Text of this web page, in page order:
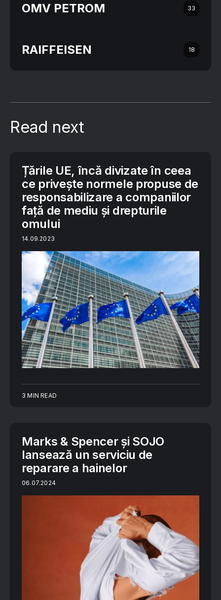
OMV PETROM 33
RAIFFEISEN 18
Read next
Țările UE, încă divizate în ceea
ce privește normele propuse de
responsabilizare a companiilor
față de mediu și drepturile
omului
14.09.2023
3 MIN READ
Marks & Spencer și SOJO
lansează un serviciu de
reparare a hainelor
06.07.2024